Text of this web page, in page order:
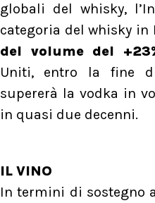
globali del whisky,
categoria del whisky in
del volume del
Uniti, entro la fine
supererà la vodka in
in quasi due decenni.
IL VINO
In termini di sostegno